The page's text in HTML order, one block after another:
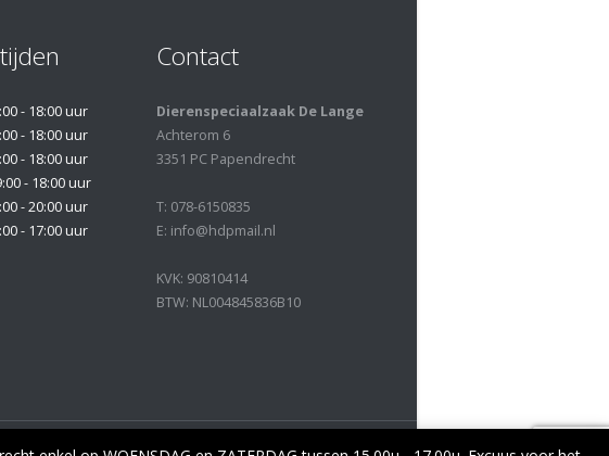
- 18:00 uur
- 18:00 uur
- 18:00 uur
- 18:00 uur
- 20:00 uur
- 17:00 uur
Contact
Dierenspeciaalzaak De Lange
Achterom 6
3351 PC Papendrecht
T: 078-6150835
E: info@hdpmail.nl
KVK: 90810414
BTW: NL004845836B10